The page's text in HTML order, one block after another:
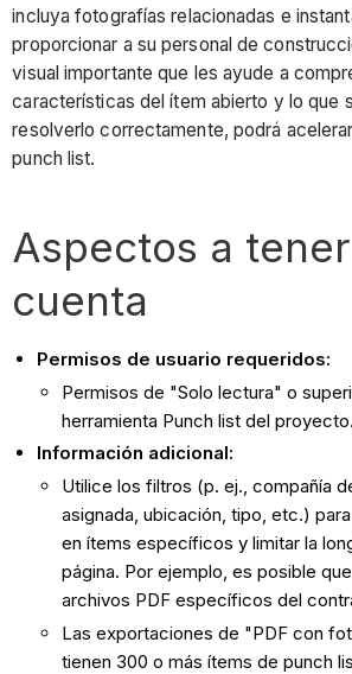
incluya fotografías relacionadas e
proporcionar a su personal de
visual importante que les ayude a
características del ítem abierto y lo que
resolverlo correctamente, podrá
punch list.
Aspectos a
cuenta
Permisos de usuario requeridos:
Permisos de "Solo lectura" o
herramienta Punch list del proyecto.
Información adicional:
Utilice los filtros (p. ej., compañía
asignada, ubicación, tipo, etc.)
en ítems específicos y limitar la
página. Por ejemplo, es posible
archivos PDF específicos del
Las exportaciones de "PDF con
tienen 300 o más ítems de punch